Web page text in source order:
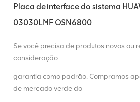
Placa de interface do sistema
03030LMF OSN6800
Se você precisa de produtos novos ou
consideração
garantia como padrão. Compramos
de mercado verde do